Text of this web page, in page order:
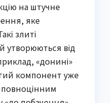
на штучне
яке
злиті
утворюються від
«донині»
компонент уже